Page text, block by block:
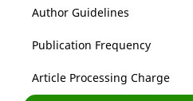
Author Guidelines
Publication Frequency
Article Processing Charge